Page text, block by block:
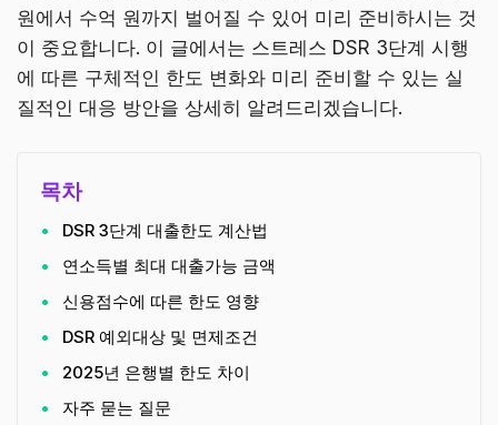
원에서 수억 원까지 벌어질 수 있어 미리 준비하시는 것
이 중요합니다. 이 글에서는 스트레스 DSR 3단계 시행
에 따른 구체적인 한도 변화와 미리 준비할 수 있는 실
질적인 대응 방안을 상세히 알려드리겠습니다.
목차
DSR 3단계 대출한도 계산법
연소득별 최대 대출가능 금액
신용점수에 따른 한도 영향
DSR 예외대상 및 면제조건
2025년 은행별 한도 차이
자주 묻는 질문